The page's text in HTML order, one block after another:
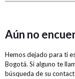
Aún no
Hemos dejado para ti
Bogotá. Si alguno te
búsqueda de su